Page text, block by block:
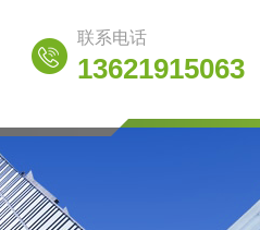
联系电话
13621915063